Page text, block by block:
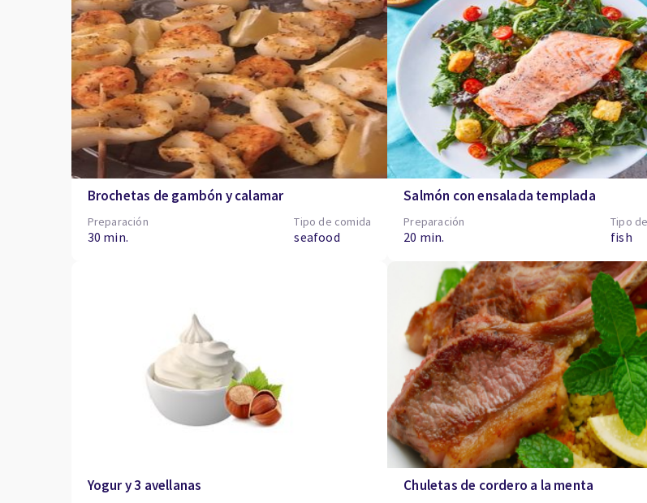
Brochetas de gambón y calamar
Preparación
30 min.
Tipo de comida
seafood
Salmón con ensalada templada
Preparación
20 min.
Tipo
fish
Yogur y 3 avellanas Chuletas de cordero a la menta